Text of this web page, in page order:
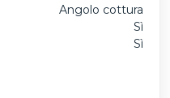
Angolo cottura
Sì
Sì